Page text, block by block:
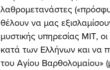
λαθρομετανάστες
θέλουν να μας
μυστικής υπηρεσίας ΜΙΤ,
κατά των Ελλήνων και να
του Αγίου Βαρθολομαίου»